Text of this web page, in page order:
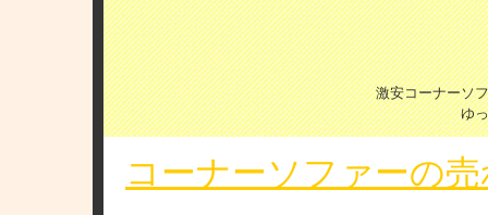
激安コーナーソ
ゆ
コーナーソファーの